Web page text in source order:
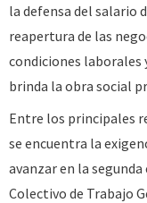
la defensa del salario
reapertura de las
condiciones laborales
brinda la obra social
Entre los principales
se encuentra la
avanzar en la
Colectivo de Trabajo